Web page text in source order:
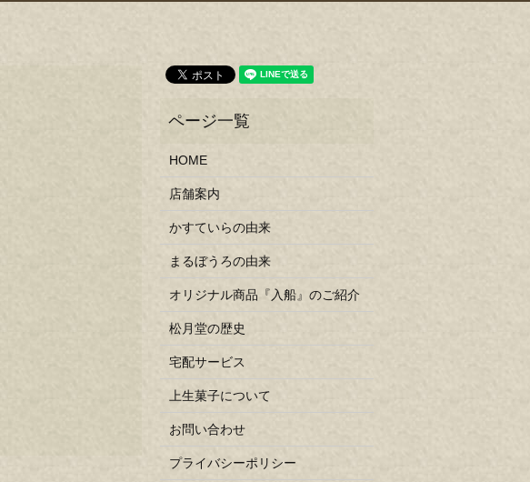
HOME
店舗案内
かすていらの由来
まるぼうろの由来
オリジナル商品『入船』のご紹介
松月堂の歴史
宅配サービス
上生菓子について
お問い合わせ
プライバシーポリシー